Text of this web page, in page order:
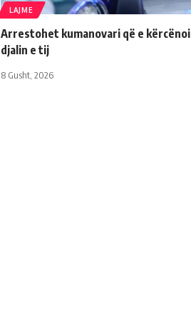
LAJME
Arrestohet kumanovari që e kërcënoi
djalin e tij
8 Gusht, 2026